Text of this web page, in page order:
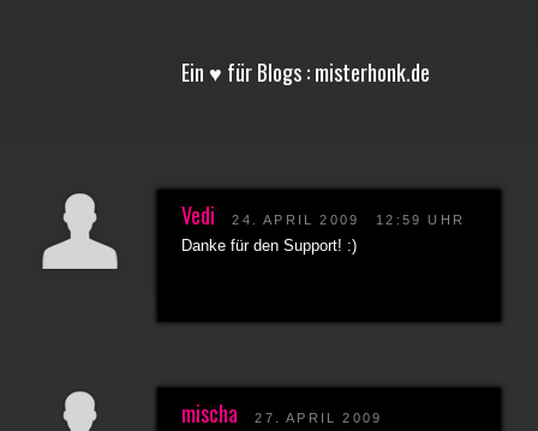
Ein ♥ für Blogs : misterhonk.de
Vedi 24. APRIL 2009 12:59 UHR
Danke für den Support! :)
mischa
27. APRIL 2009